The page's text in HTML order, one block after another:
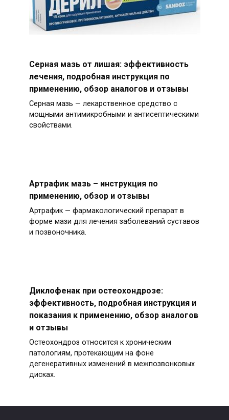
Серная мазь от лишая: эффективность
лечения, подробная инструкция по
применению, обзор аналогов и отзывы
Серная мазь — лекарственное средство с
мощными антимикробными и антисептическими
свойствами.
Артрафик мазь – инструкция по
применению, обзор и отзывы
Артрафик — фармакологический препарат в
форме мази для лечения заболеваний суставов
и позвоночника.
Диклофенак при остеохондрозе:
эффективность, подробная инструкция и
показания к применению, обзор аналогов
и отзывы
Остеохондроз относится к хроническим
патологиям, протекающим на фоне
дегенеративных изменений в межпозвонковых
дисках.